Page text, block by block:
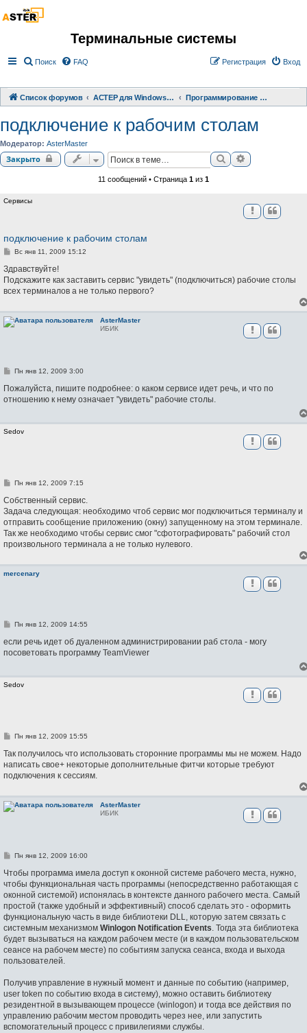
Терминальные системы
Поиск FAQ Вход
Регистрация
Список форумов АСТЕР для Windows 2000/XP/ 7/ 8/ 10 Программирование терминальных систем
подключение к рабочим столам
Модератор: AsterMaster
Закрыто ПоискРасширенный
11 сообщений • Страница 1 из 1
Сервисы
подключение к рабочим столам
С
о
б
щ
е
е
Вс янв 11, 2009 15:12
Здравствуйте!
Подскажите как заставить сервис "увидеть" (подключиться) рабочие столы
всех терминалов а не только первого?
AsterMaster
ИБИК
С
о
щ
и
е
Пн янв 12, 2009 3:00
Пожалуйста, пишите подробнее: о каком сервисе идет речь, и что по
отношению к нему означает "увидеть" рабочие столы.
Sedov
С
о
щ
е
н
е
Пн янв 12, 2009 7:15
Собственный сервис.
Задача следующая: необходимо чтоб сервис мог подключиться терминалу и
отправить сообщение приложению (окну) запущенному на этом терминале.
Так же необходимо чтобы сервис смог "сфотографировать" рабочий стол
произвольного терминала а не только нулевого.
mercenary
С
о
щ
и
е
Пн янв 12, 2009 14:55
если речь идет об дуаленном администрировании раб стола - могу
посоветовать программу TeamViewer
Sedov
С
о
щ
е
е
Пн янв 12, 2009 15:55
Так получилось что использовать сторонние программы мы не можем. Надо
написать свое+ некоторые дополнительные фитчи которые требуют
подключения к сессиям.
AsterMaster
ИБИК
С
о
щ
е
н
е
Пн янв 12, 2009 16:00
Чтобы программа имела доступ к оконной системе рабочего места, нужно,
чтобы функциональная часть программы (непосредственно работающая с
оконной системой) испонялась в контексте данного рабочего места. Самый
простой (также удобный и эффективный) способ сделать это - оформить
функциональную часть в виде библиотеки DLL, которую затем связать с
системным механизмом Winlogon Notification Events. Тогда эта библиотека
будет вызываться на каждом рабочем месте (и в каждом пользовательском
сеансе на рабочем месте) по событиям запуска сеанса, входа и выхода
пользователей.
Получив управление в нужный момент и данные по событию (например,
user token по событию входа в систему), можно оставить библиотеку
резидентной в вызывающем процессе (winlogon) и тогда все действия по
управлению рабочим местом проводить через нее, или запустить
вспомогательный процесс с привилегиями службы.